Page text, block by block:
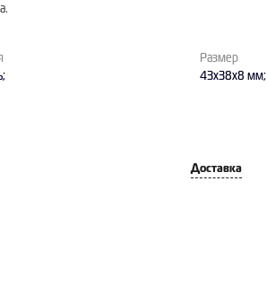
Размер
43х38х8 мм;
Доставка